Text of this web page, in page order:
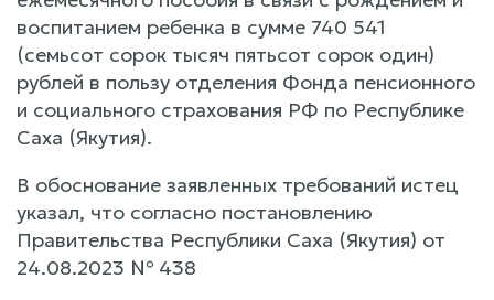
воспитанием ребенка в сумме 740 541
(семьсот сорок тысяч пятьсот сорок один)
рублей в пользу отделения Фонда пенсионного
и социального страхования РФ по Республике
Саха (Якутия).
В обоснование заявленных требований истец
указал, что согласно постановлению
Правительства Республики Саха (Якутия) от
24.08.2023 № 438